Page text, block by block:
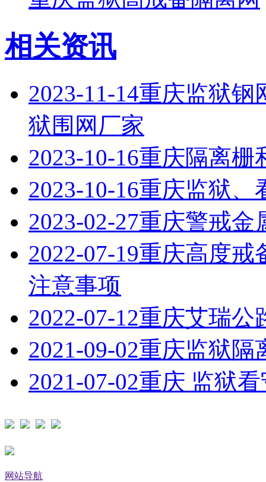
相关资讯
2023-11-14重庆监狱钢
狱围网厂家
2023-10-16重庆隔离栅
2023-10-16重庆监狱、
2023-02-27重庆警戒金
2022-07-19重庆高度戒
注意事项
2022-07-12重庆艾瑞公
2021-09-02重庆监狱隔
2021-07-02重庆 监狱
网站导航